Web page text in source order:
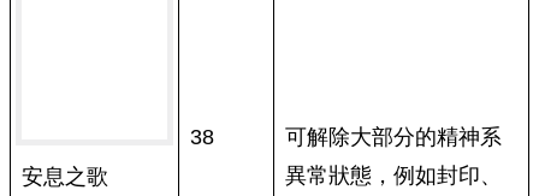
安息之歌
38
可解除大部分的精神系
異常狀態，例如封印、